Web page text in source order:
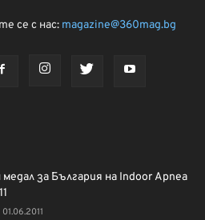
се с нас: magazine@360mag.bg
за България на Indoor Apnea
01.06.2011